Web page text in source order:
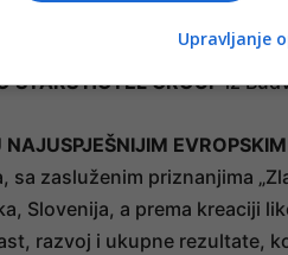
Ovu, najvišu nagradu u 46.
za životno djelo,
STARS HOTEL GROUPiz
zasluženim priznanjima
Slovenija, a prema kreaciji
razvoj i ukupne rezultate,
Upravljanje